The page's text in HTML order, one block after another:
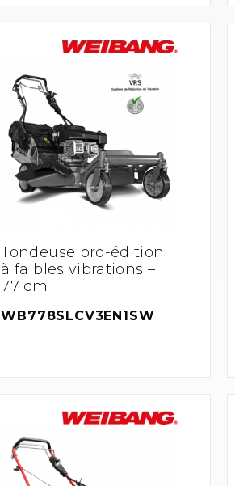
Tondeuse pro-édition
à faibles vibrations –
77 cm
WB778SLCV3EN1SW